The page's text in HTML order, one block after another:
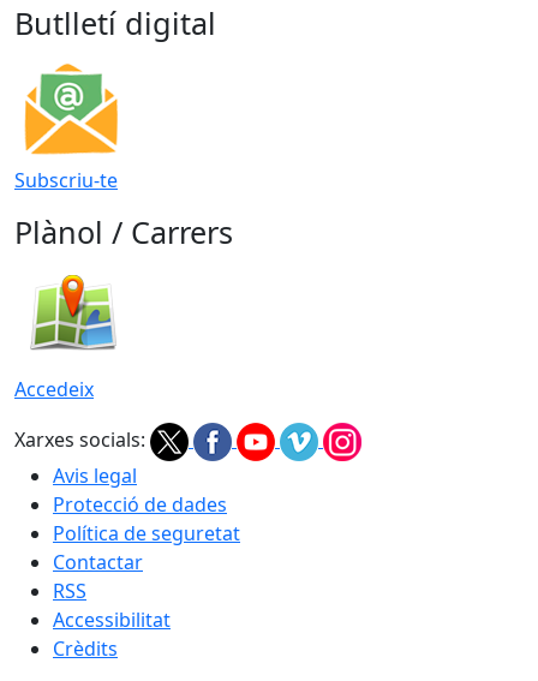
Butlletí digital
Subscriu-te
Plànol / Carrers
Accedeix
Xarxes socials:
Avis legal
Protecció de dades
Política de seguretat
Contactar
RSS
Accessibilitat
Crèdits